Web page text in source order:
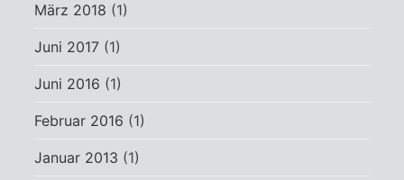
März 2018 (1)
Juni 2017 (1)
Juni 2016 (1)
Februar 2016 (1)
Januar 2013 (1)